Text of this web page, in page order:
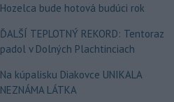
Hozelca bude hotová budúci rok
ĎALŠÍ TEPLOTNÝ REKORD: Tentoraz
padol v Dolných Plachtinciach
Na kúpalisku Diakovce UNIKALA
NEZNÁMA LÁTKA